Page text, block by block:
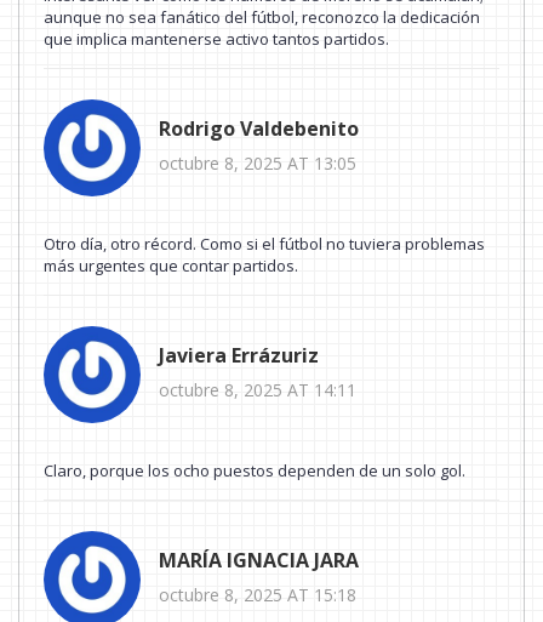
aunque no sea fanático del fútbol, reconozco la dedicación
que implica mantenerse activo tantos partidos.
Rodrigo Valdebenito
octubre 8, 2025 AT 13:05
Otro día, otro récord. Como si el fútbol no tuviera problemas
más urgentes que contar partidos.
Javiera Errázuriz
octubre 8, 2025 AT 14:11
Claro, porque los ocho puestos dependen de un solo gol.
MARÍA IGNACIA JARA
octubre 8, 2025 AT 15:18